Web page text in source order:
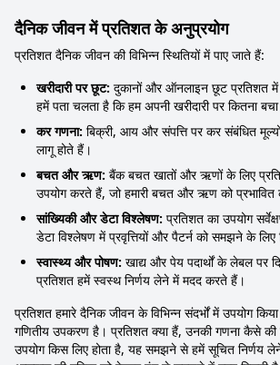
दैनिक जीवन में प्रतिशत के अनुप्रयोग
प्रतिशत दैनिक जीवन की विभिन्न स्थितियों में पाए जाते हैं:
खरीदारी पर छूट: दुकानों और ऑनलाइन छूट प्रतिशत
हमें पता चलता है कि हम अपनी खरीदारी पर कितना
कर गणना: बिक्री, आय और संपत्ति पर कर संबंधित
लागू होते हैं।
बचत और ऋण: बैंक बचत खातों और ऋणों के लिए
उपयोग करते हैं, जो हमारी बचत और ऋण को प्रभावित
सांख्यिकी और डेटा विश्लेषण: प्रतिशत का उपयोग
डेटा विश्लेषण में प्रवृत्तियों और पैटर्न को समझने के लिए
स्वास्थ्य और पोषण: खाद्य और पेय पदार्थों के लेबल पर
प्रतिशत हमें स्वस्थ निर्णय लेने में मदद करते हैं।
प्रतिशत हमारे दैनिक जीवन के विभिन्न संदर्भों में उपयोग
गणितीय उपकरण है। प्रतिशत क्या हैं, उनकी गणना कैसे
उपयोग किस लिए होता है, यह समझने से हमें सूचित निर्णय